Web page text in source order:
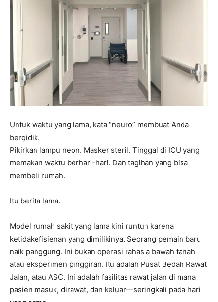
Untuk waktu yang lama, kata “neuro” membuat Anda
bergidik.
Pikirkan lampu neon. Masker steril. Tinggal di ICU yang
memakan waktu berhari-hari. Dan tagihan yang bisa
membeli rumah.
Itu berita lama.
Model rumah sakit yang lama kini runtuh karena
ketidakefisienan yang dimilikinya. Seorang pemain baru
naik panggung. Ini bukan operasi rahasia bawah tanah
atau eksperimen pinggiran. Itu adalah Pusat Bedah Rawat
Jalan, atau ASC. Ini adalah fasilitas rawat jalan di mana
pasien masuk, dirawat, dan keluar—seringkali pada hari